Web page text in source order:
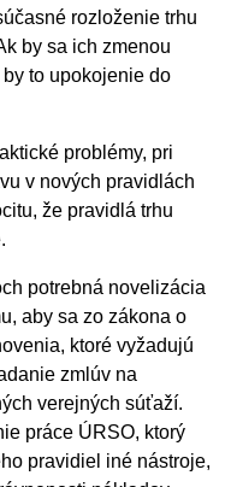
rozloženie trhu
by sa ich zmenou
to upokojenie do
problémy, pri
v nových pravidlách
že pravidlá trhu
potrebná novelizácia
aby sa zo zákona o
ktoré vyžadujú
zmlúv na
verejných súťaží.
práce ÚRSO, ktorý
pravidiel iné nástroje,